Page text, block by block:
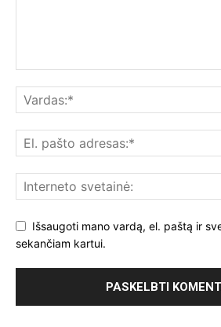
Išsaugoti mano vardą, el. paštą ir
sekančiam kartui.